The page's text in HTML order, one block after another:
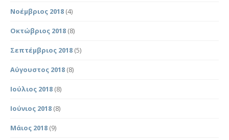
Νοέμβριος 2018 (4)
Οκτώβριος 2018 (8)
Σεπτέμβριος 2018 (5)
Αύγουστος 2018 (8)
Ιούλιος 2018 (8)
Ιούνιος 2018 (8)
Μάιος 2018 (9)